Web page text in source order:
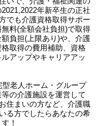
年新卒生の正社
でも介護資格取得サポー
料(全額会社負担)で取得
負担(上限あり)や、介護
取得の費用補助、資格
アップやキャリアアッ
老人ホーム・グループ
の介護施設を運営して
住まいの方など、介護職
る方でしたらあなたの希
！